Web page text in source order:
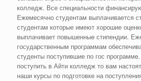
колледж. Все специальности
Ежемесячно студентам выплачивается
студентам которые имеют хорошие
выплачивает повышенныe стипендии.
государственным программам
студенты поступившие по гос
поступить в Айти колледж то вам
наши курсы по подготовке на